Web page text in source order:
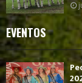
EVENTOS